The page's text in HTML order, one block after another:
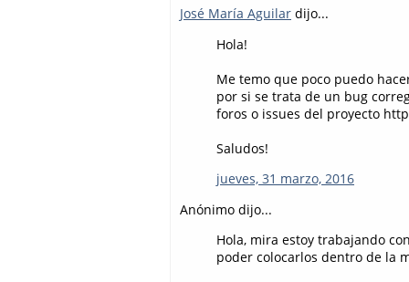
José María Aguilar dijo...
Hola!
Me temo que poco puedo
por si se trata de un bug
foros o issues del proyecto
Saludos!
jueves, 31 marzo, 2016
Anónimo dijo...
Hola, mira estoy trabajando
poder colocarlos dentro de la